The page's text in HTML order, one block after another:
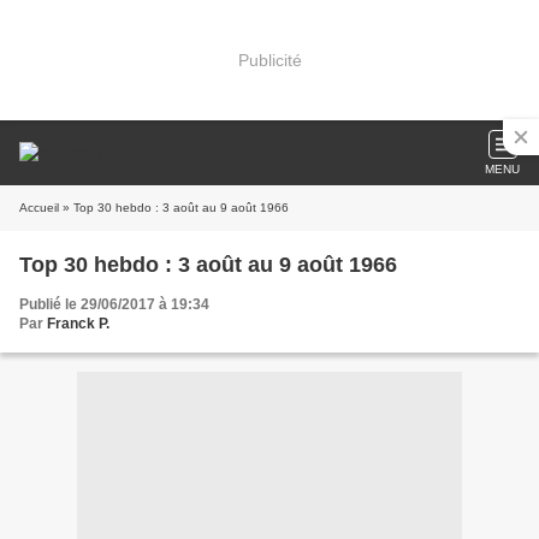
Publicité
MENU
Accueil » Top 30 hebdo : 3 août au 9 août 1966
Top 30 hebdo : 3 août au 9 août 1966
Publié le 29/06/2017 à 19:34
Par Franck P.